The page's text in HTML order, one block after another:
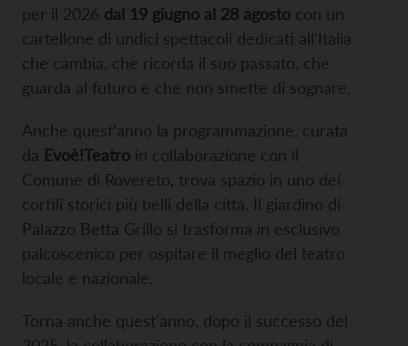
per il 2026 dal 19 giugno al 28 agosto con un
cartellone di undici spettacoli dedicati all’Italia
che cambia, che ricorda il suo passato, che
guarda al futuro e che non smette di sognare.
Anche quest’anno la programmazione, curata
da Evoè!Teatro in collaborazione con il
Comune di Rovereto, trova spazio in uno dei
cortili storici più belli della città. Il giardino di
Palazzo Betta Grillo si trasforma in esclusivo
palcoscenico per ospitare il meglio del teatro
locale e nazionale.
Torna anche quest’anno, dopo il successo del